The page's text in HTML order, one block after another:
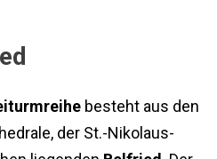
besteht aus den
der St.-Nikolaus-